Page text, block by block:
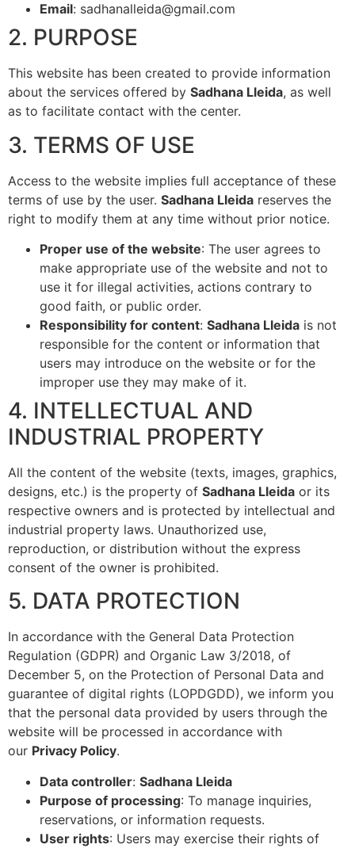
Email: sadhanalleida@gmail.com
2. PURPOSE
This website has been created to provide information
about the services offered by Sadhana Lleida, as well
as to facilitate contact with the center.
3. TERMS OF USE
Access to the website implies full acceptance of these
terms of use by the user. Sadhana Lleida reserves the
right to modify them at any time without prior notice.
Proper use of the website: The user agrees to
make appropriate use of the website and not to
use it for illegal activities, actions contrary to
good faith, or public order.
Responsibility for content: Sadhana Lleida is not
responsible for the content or information that
users may introduce on the website or for the
improper use they may make of it.
4. INTELLECTUAL AND
INDUSTRIAL PROPERTY
All the content of the website (texts, images, graphics,
designs, etc.) is the property of Sadhana Lleida or its
respective owners and is protected by intellectual and
industrial property laws. Unauthorized use,
reproduction, or distribution without the express
consent of the owner is prohibited.
5. DATA PROTECTION
In accordance with the General Data Protection
Regulation (GDPR) and Organic Law 3/2018, of
December 5, on the Protection of Personal Data and
guarantee of digital rights (LOPDGDD), we inform you
that the personal data provided by users through the
website will be processed in accordance with
our Privacy Policy.
Data controller: Sadhana Lleida
Purpose of processing: To manage inquiries,
reservations, or information requests.
User rights: Users may exercise their rights of